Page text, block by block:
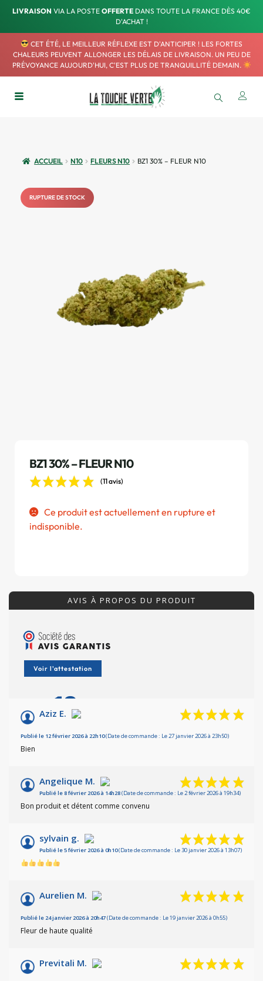
LIVRAISON VIA LA POSTE OFFERTE DANS TOUTE LA FRANCE DÈS 40€
D'ACHAT !
CET ÉTÉ, LE MEILLEUR RÉFLEXE EST D'ANTICIPER ! LES FORTES
CHALEURS PEUVENT ALLONGER LES DÉLAIS DE LIVRAISON. UN PEU DE
PRÉVOYANCE AUJOURD'HUI, C'EST PLUS DE TRANQUILLITÉ DEMAIN.
ACCUEIL N10 FLEURS N10 BZ1 30% – FLEUR N10
RUPTURE DE STOCK
BZ1 30% – FLEUR N10
(11 avis)
Ce produit est actuellement en rupture et
indisponible.
AVIS À PROPOS DU PRODUIT
Voir l'attestation
10/10
Basé sur 11 avis
Aziz E.
Publié le 12 février 2026 à 22h10(Date de commande : Le 27 janvier 2026 à 23h50)
Bien
Angelique M.
Publié le 8 février 2026 à 14h28(Date de commande : Le 2 février 2026 à 19h34)
Bon produit et détent comme convenu
sylvain g.
Publié le 5 février 2026 à 0h10(Date de commande : Le 30 janvier 2026 à 13h07)
Aurelien M.
Publié le 24 janvier 2026 à 20h47(Date de commande : Le 19 janvier 2026 à 0h55)
Fleur de haute qualité
Previtali M.